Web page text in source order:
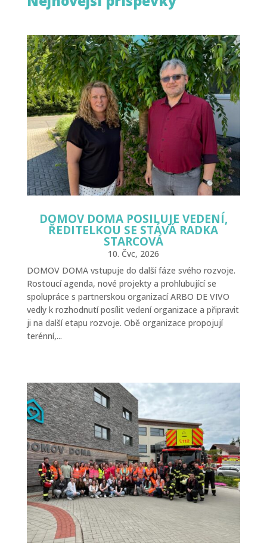
DOMOV DOMA POSILUJE VEDENÍ,
ŘEDITELKOU SE STÁVÁ RADKA
STARCOVÁ
10. Čvc, 2026
DOMOV DOMA vstupuje do další fáze svého rozvoje.
Rostoucí agenda, nové projekty a prohlubující se
spolupráce s partnerskou organizací ARBO DE VIVO
vedly k rozhodnutí posílit vedení organizace a připravit
ji na další etapu rozvoje. Obě organizace propojují
terénní,...